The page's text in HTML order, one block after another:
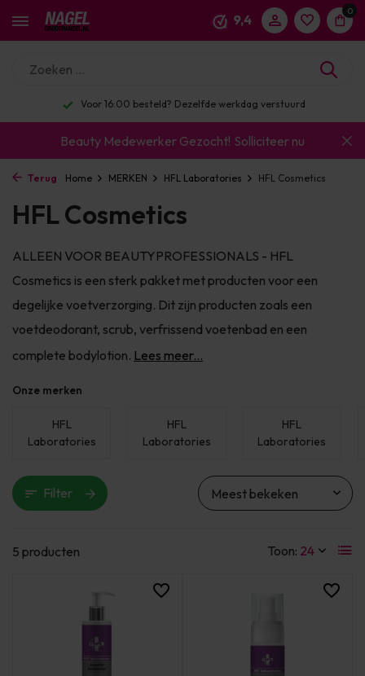
9,4
0
Enorm assortiment & alle bekende merken
Beauty Medewerker Gezocht! Solliciteer nu
Terug Home MERKEN HFL Laboratories HFL Cosmetics
HFL Cosmetics
ALLEEN VOOR BEAUTYPROFESSIONALS - HFL
Cosmetics is een sterk pakket met producten voor een
degelijke voetverzorging. Dit zijn producten zoals een
voetdeodorant, scrub, verfrissend voetenbad en een
complete bodylotion. Lees meer...
Onze merken
HFL
Laboratories
HFL
Laboratories
HFL
Laboratories
Filter
5 producten Toon: